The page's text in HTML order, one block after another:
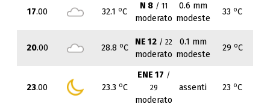
17.00 32.1 oC
N 8 / 11
moderato
0.6 mm
modeste
33 oC
20.00 28.8 oC
NE 12 / 22
moderato
0.1 mm
modeste
29 oC
23.00 23.3 oC
ENE 17 /
29
moderato
assenti 23 oC